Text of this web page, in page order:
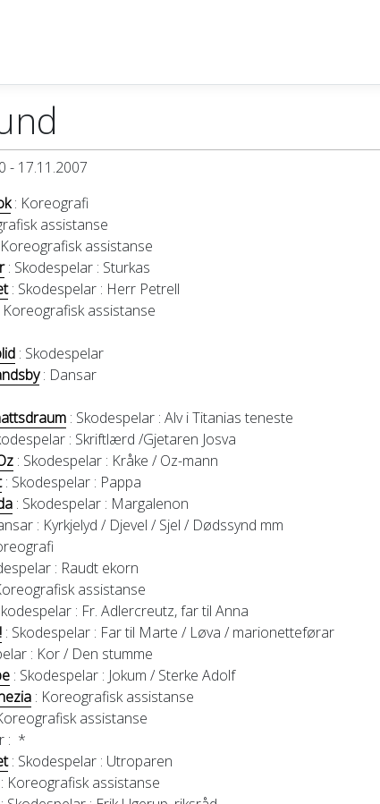
- 17.11.2007
: Koreografi
assistanse
assistanse
: Skodespelar : Sturkas
: Skodespelar : Herr Petrell
Koreografisk assistanse
: Skodespelar
: Dansar
: Skodespelar : Alv i Titanias teneste
: Skriftlærd /Gjetaren Josva
: Skodespelar : Kråke / Oz-mann
: Skodespelar : Pappa
: Skodespelar : Margalenon
: Kyrkjelyd / Djevel / Sjel / Dødssynd mm
: Raudt ekorn
assistanse
: Fr. Adlercreutz, far til Anna
: Skodespelar : Far til Marte / Løva / marionetteførar
: Kor / Den stumme
: Skodespelar : Jokum / Sterke Adolf
: Koreografisk assistanse
assistanse
: *
: Skodespelar : Utroparen
: Koreografisk assistanse